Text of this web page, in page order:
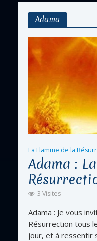
Adama
La Flamme de la
Adama :
3 Visites
Adama : Je vous
Résurrection tous
jour, et à ressentir